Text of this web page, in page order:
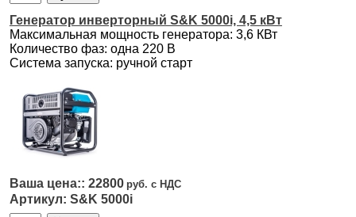
Генератор инверторный S&K 5000i, 4,5 кВт
Максимальная мощность генератора: 3,6 КВт
Количество фаз: одна 220 В
Система запуска: ручной старт
22800
S&K 5000i